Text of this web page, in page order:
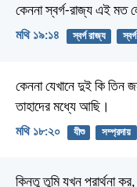
কেননা স্বর্গ-রাজ্য এই মত
মথি ১৯:১৪ স্বর্গ রাজ্য স্বর্গ
কেননা যেখানে দুই কি
তাহাদের মধ্যে আছি।
মথি ১৮:২০ যীশু সম্প্রদায়
কিন্তু তুমি যখন প্রার্থনা